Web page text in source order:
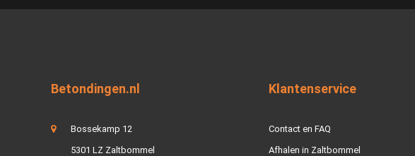
Betondingen.nl
Bossekamp 12
5301 LZ Zaltbommel
Klantenservice
Contact en FAQ
Afhalen in Zaltbommel